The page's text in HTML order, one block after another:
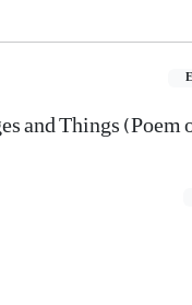
and Things (Poem